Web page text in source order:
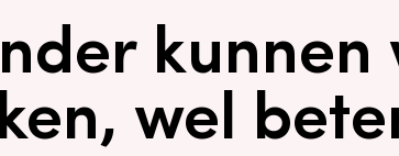
kunnen
wel